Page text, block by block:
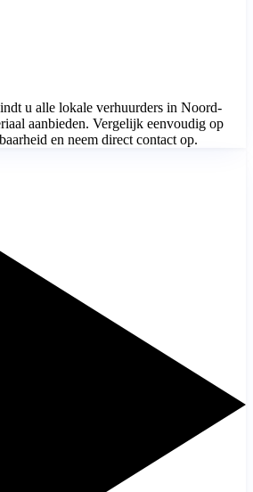
u alle lokale verhuurders in Noord-
aanbieden. Vergelijk eenvoudig op
en neem direct contact op.